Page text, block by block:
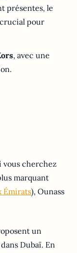
présentes, le
pour
, avec une
vous cherchez
marquant
Émirats), Ounass
un
dans Dubaï. En